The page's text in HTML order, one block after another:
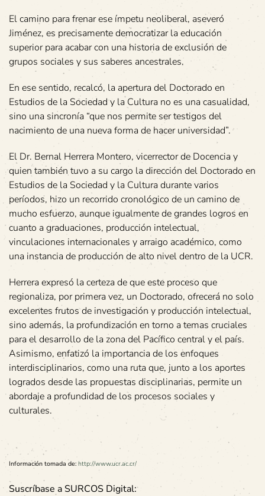
El camino para frenar ese ímpetu neoliberal, aseveró
Jiménez, es precisamente democratizar la educación
superior para acabar con una historia de exclusión de
grupos sociales y sus saberes ancestrales.
En ese sentido, recalcó, la apertura del Doctorado en
Estudios de la Sociedad y la Cultura no es una casualidad,
sino una sincronía “que nos permite ser testigos del
nacimiento de una nueva forma de hacer universidad”.
El Dr. Bernal Herrera Montero, vicerrector de Docencia y
quien también tuvo a su cargo la dirección del Doctorado en
Estudios de la Sociedad y la Cultura durante varios
períodos, hizo un recorrido cronológico de un camino de
mucho esfuerzo, aunque igualmente de grandes logros en
cuanto a graduaciones, producción intelectual,
vinculaciones internacionales y arraigo académico, como
una instancia de producción de alto nivel dentro de la UCR.
Herrera expresó la certeza de que este proceso que
regionaliza, por primera vez, un Doctorado, ofrecerá no solo
excelentes frutos de investigación y producción intelectual,
sino además, la profundización en torno a temas cruciales
para el desarrollo de la zona del Pacífico central y el país.
Asimismo, enfatizó la importancia de los enfoques
interdisciplinarios, como una ruta que, junto a los aportes
logrados desde las propuestas disciplinarias, permite un
abordaje a profundidad de los procesos sociales y
culturales.
Información tomada de: http://www.ucr.ac.cr/
Suscríbase a SURCOS Digital: